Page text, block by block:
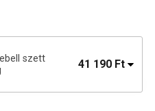
szett
41 190 Ft